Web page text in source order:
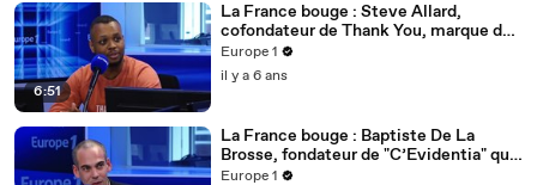
6:51
La France bouge : Steve Allard,
cofondateur de Thank You, marque de
vêtements haut de gamme et engagée
Europe 1
il y a 6 ans
La France bouge : Baptiste De La
Brosse, fondateur de "C’Evidentia" qui
installe un espace optique dans votre
Europe 1